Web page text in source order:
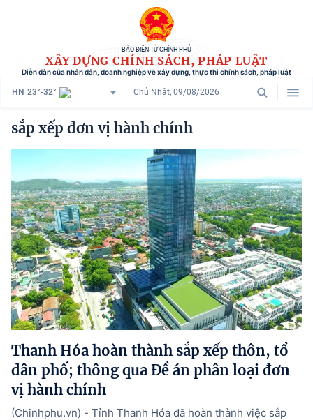
BÁO ĐIỆN TỬ CHÍNH PHỦ
XÂY DỰNG CHÍNH SÁCH, PHÁP LUẬT
Diễn đàn của nhân dân, doanh nghiệp về xây dựng, thực thi chính sách, pháp luật
HN 23°-32° Chủ Nhật, 09/08/2026
Danh mục
Trang chủ
Chính sách mới
Tham vấn chính sách
Người dân góp ý
Doanh nghiệp hiến kế
Chính sách và cuộc sống
Hướng dẫn thực hiện chính sách
Phát triển kinh tế tư nhân và doanh nghiệp dân tộc
Ocop và chuỗi giá trị Nông sản
Kinh tế tư nhân
sắp xếp đơn vị hành chính
Thanh Hóa hoàn thành sắp xếp thôn, tổ
dân phố; thông qua Đề án phân loại đơn
vị hành chính
(Chinhphu.vn) - Tỉnh Thanh Hóa đã hoàn thành việc sắp